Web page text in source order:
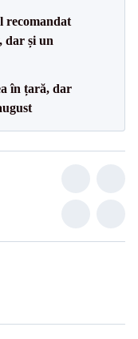
recomandat
dar și un
în țară, dar